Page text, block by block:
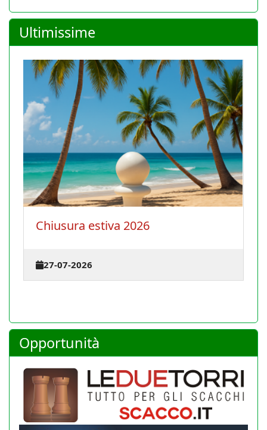
Ultimissime
La Conferenza degli istruttori si
23-07-2026
Opportunità